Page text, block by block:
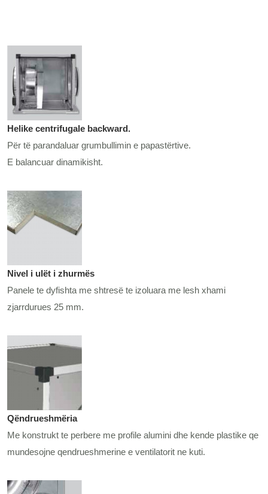
Helike centrifugale backward.
Për të parandaluar grumbullimin e papastërtive.
E balancuar dinamikisht.
Nivel i ulët i zhurmës
Panele te dyfishta me shtresë te izoluara me lesh xhami
zjarrdurues 25 mm.
Qëndrueshmëria
Me konstrukt te perbere me profile alumini dhe kende plastike qe
mundesojne qendrueshmerine e ventilatorit ne kuti.